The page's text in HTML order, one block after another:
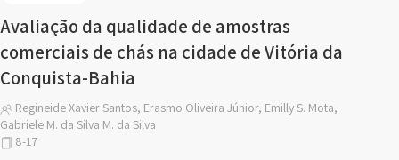
Avaliação da qualidade de amostras
comerciais de chás na cidade de Vitória da
Conquista-Bahia
Regineide Xavier Santos, Erasmo Oliveira Júnior, Emilly S. Mota,
Gabriele M. da Silva M. da Silva
8-17